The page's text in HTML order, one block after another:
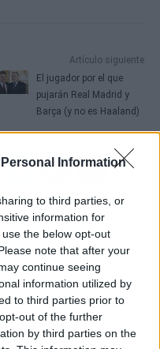
Information
to third parties, or
information for
the below opt-out
note that after your
continue seeing
information utilized by
to third parties prior to
out of the further
by third parties on the
Artículo siguiente
El jugador por el que
pujarán Real Madrid y
Barça (y no es Haaland)